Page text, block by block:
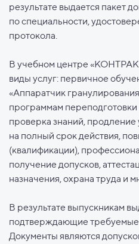
результате выдается пакет
по специальности,
протокола.
В учебном центре
виды услуг: первичное
«Аппаратчик
программам
проверка знаний,
на полный срок действия,
(квалификации),
получение допусков,
назначения, охрана труда и
В результате выпускникам
подтверждающие
Документы являются